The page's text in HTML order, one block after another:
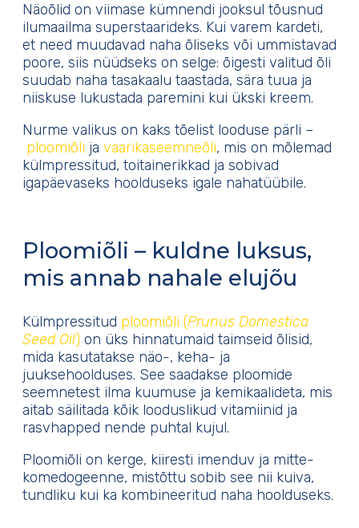
Näoõlid on viimase kümnendi jooksul tõusnud
ilumaailma superstaarideks. Kui varem kardeti,
et need muudavad naha õliseks või ummistavad
poore, siis nüüdseks on selge: õigesti valitud õli
suudab naha tasakaalu taastada, sära tuua ja
niiskuse lukustada paremini kui ükski kreem.
Nurme valikus on kaks tõelist looduse pärli –
ploomiõli ja vaarikaseemneõli, mis on mõlemad
külmpressitud, toitainerikkad ja sobivad
igapäevaseks hoolduseks igale nahatüübile.
Ploomiõli – kuldne luksus,
mis annab nahale elujõu
Külmpressitud ploomiõli (Prunus Domestica
Seed Oil) on üks hinnatumaid taimseid õlisid,
mida kasutatakse näo-, keha- ja
juuksehoolduses. See saadakse ploomide
seemnetest ilma kuumuse ja kemikaalideta, mis
aitab säilitada kõik looduslikud vitamiinid ja
rasvhapped nende puhtal kujul.
Ploomiõli on kerge, kiiresti imenduv ja mitte-
komedogeenne, mistõttu sobib see nii kuiva,
tundliku kui ka kombineeritud naha hoolduseks.